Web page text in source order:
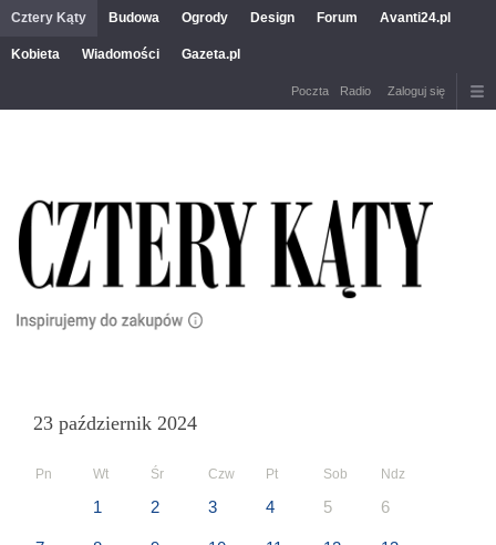
Cztery Kąty Budowa Ogrody Design Forum Avanti24.pl
Kobieta Wiadomości Gazeta.pl
Poczta Radio Zaloguj się
23 październik 2024
Pn Wt Śr Czw Pt Sob Ndz
1 2 3 4 5 6